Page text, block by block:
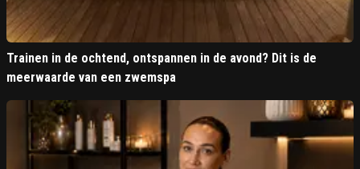
Trainen in de ochtend, ontspannen in de avond? Dit is de
meerwaarde van een zwemspa